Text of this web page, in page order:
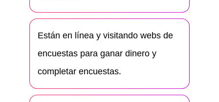
Están en línea y visitando webs de
encuestas para ganar dinero y
completar encuestas.